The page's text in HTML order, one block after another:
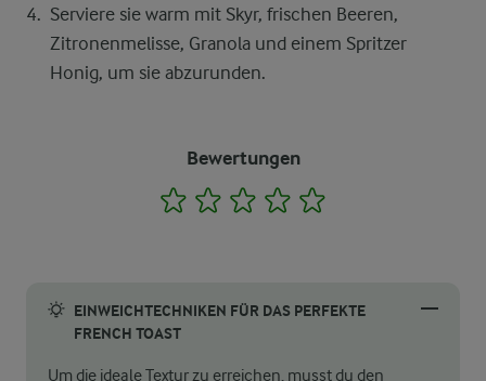
Serviere sie warm mit Skyr, frischen Beeren,
Zitronenmelisse, Granola und einem Spritzer
Honig, um sie abzurunden.
Bewertungen
1 2 3 4
EINWEICHTECHNIKEN FÜR DAS PERFEKTE
FRENCH TOAST
Um die ideale Textur zu erreichen, musst du den